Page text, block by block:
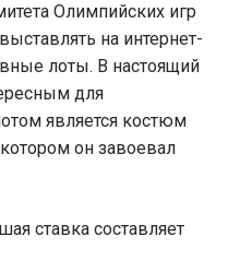
Олимпийских игр
на интернет-
лоты. В настоящий
для
является костюм
он завоевал
ставка составляет